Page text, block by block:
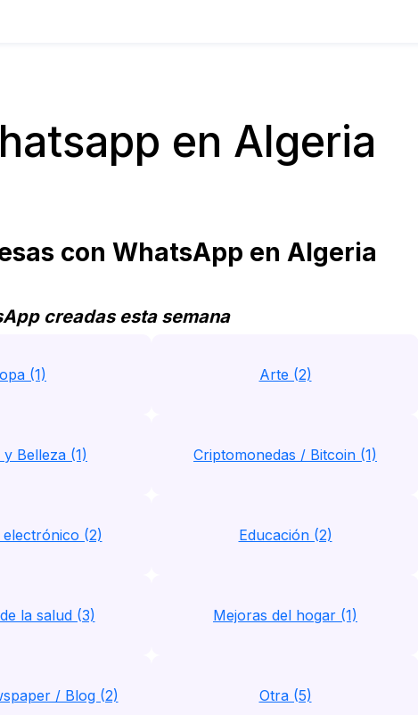
en Algeria
con WhatsApp en Algeria
creadas esta semana
(1) Arte (2)
y Belleza (1) Criptomonedas / Bitcoin (1)
(2) Educación (2)
la salud (3) Mejoras del hogar (1)
/ Blog (2) Otra (5)